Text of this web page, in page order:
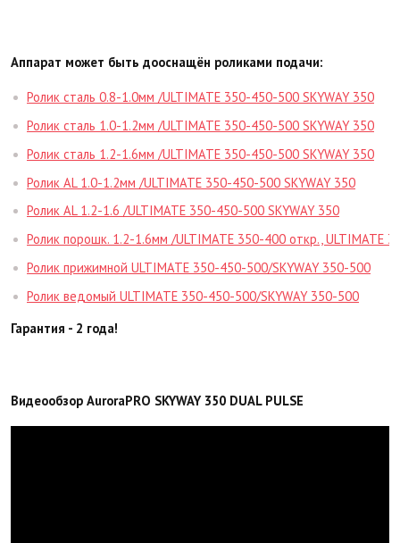
Аппарат может быть дооснащён роликами подачи:
Ролик сталь 0.8-1.0мм /ULTIMATE 350-450-500 SKYWAY 350
Ролик сталь 1.0-1.2мм /ULTIMATE 350-450-500 SKYWAY 350
Ролик сталь 1.2-1.6мм /ULTIMATE 350-450-500 SKYWAY 350
Ролик AL 1.0-1.2мм /ULTIMATE 350-450-500 SKYWAY 350
Ролик AL 1.2-1.6 /ULTIMATE 350-450-500 SKYWAY 350
Ролик порошк. 1.2-1.6мм /ULTIMATE 350-400 откр., ULTIMATE
Ролик прижимной ULTIMATE 350-450-500/SKYWAY 350-500
Ролик ведомый ULTIMATE 350-450-500/SKYWAY 350-500
Гарантия - 2 года!
Видеообзор AuroraPRO SKYWAY 350 DUAL PULSE